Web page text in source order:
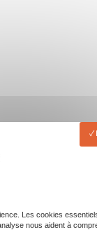
Les cookies
nous aident à